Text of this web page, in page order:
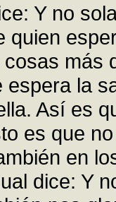
Y no
quien
más
espera la
Así es
es que
en
dice: Y